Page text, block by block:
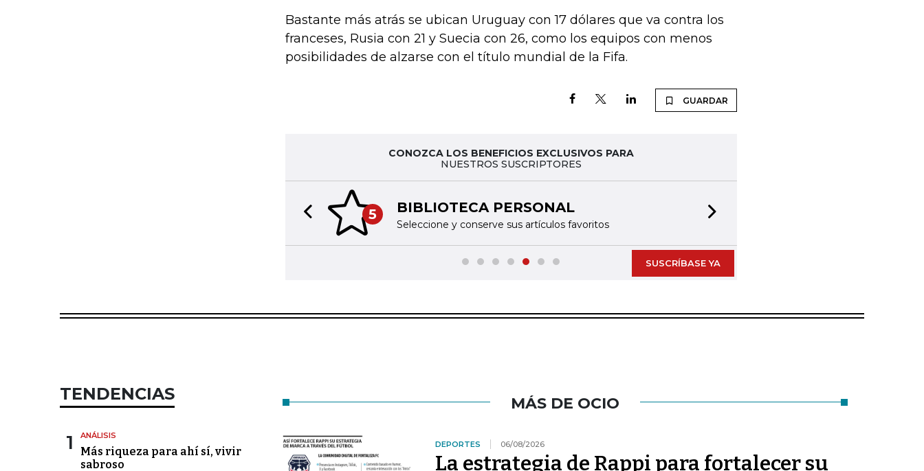
Bastante más atrás se ubican Uruguay con 17 dólares que va contra los
franceses, Rusia con 21 y Suecia con 26, como los equipos con menos
posibilidades de alzarse con el título mundial de la Fifa.
GUARDAR
CONOZCA LOS BENEFICIOS EXCLUSIVOS PARA
NUESTROS SUSCRIPTORES
5 BIBLIOTECA PERSONAL
Seleccione y conserve sus artículos favoritos
Previous slide
SUSCRÍBASE YA
TENDENCIAS
1 ANÁLISIS
Más riqueza para ahí sí, vivir
sabroso
MÁS DE OCIO
DEPORTES 06/08/2026
La estrategia de Rappi para fortalecer su